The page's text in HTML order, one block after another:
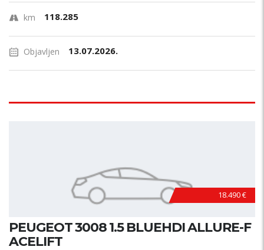
km 118.285
Objavljen 13.07.2026.
18.490 €
PEUGEOT 3008 1.5 BLUEHDI ALLURE-F
ACELIFT